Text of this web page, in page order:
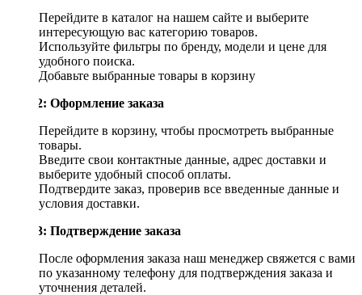
Перейдите в каталог на нашем сайте и выберите
интересующую вас категорию товаров.
Используйте фильтры по бренду, модели и цене для
удобного поиска.
Добавьте выбранные товары в корзину
Шаг 2: Оформление заказа
Перейдите в корзину, чтобы просмотреть выбранные
товары.
Введите свои контактные данные, адрес доставки и
выберите удобный способ оплаты.
Подтвердите заказ, проверив все введенные данные и
условия доставки.
Шаг 3: Подтверждение заказа
После оформления заказа наш менеджер свяжется с вами
по указанному телефону для подтверждения заказа и
уточнения деталей.